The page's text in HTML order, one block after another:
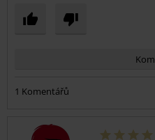
1 Komentářů
Publikováno: Pátek,